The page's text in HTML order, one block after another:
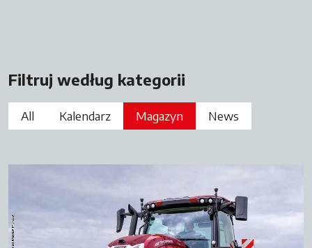
Filtruj według kategorii
All Kalendarz Magazyn News